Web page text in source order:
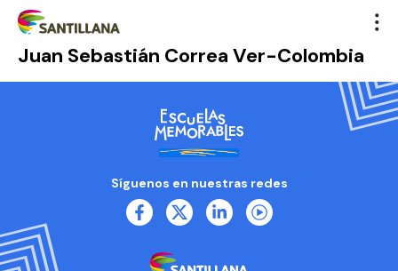
Juan Sebastián Correa Ver-Colombia
Síguenos en nuestras redes